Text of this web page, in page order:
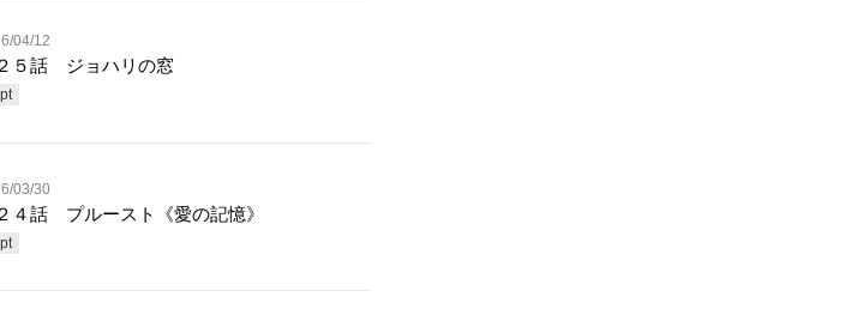
04/12
５話 ジョハリの窓
pt
03/30
４話 プルースト《愛の記憶》
pt